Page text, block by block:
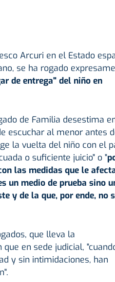
Arcuri en el Estado
se ha rogado
de entrega" del niño en
de Familia desestima
escuchar al menor antes
la vuelta del niño con el
o suficiente juicio" o "
las medidas que le
un medio de prueba sino
y de la que, por ende, no
que lleva la
en sede judicial,
y sin intimidaciones, han